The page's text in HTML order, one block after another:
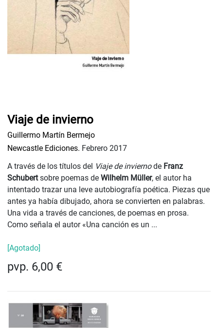
Viaje de invierno
Guillermo Martín Bermejo
Newcastle Ediciones. Febrero 2017
A través de los títulos del Viaje de inviernode Franz
Schubertsobre poemas de Wilhelm Müller, el autor ha
intentado trazar una leve autobiografía poética. Piezas que
antes ya había dibujado, ahora se convierten en palabras.
Una vida a través de canciones, de poemas en prosa.
Como señala el autor «Una canción es un ...
[Agotado]
pvp. 6,00 €